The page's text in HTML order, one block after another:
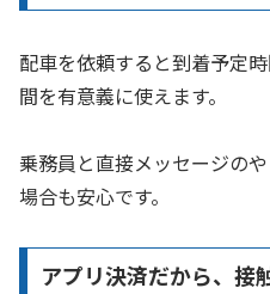
配車を依頼すると到着予定
間を有意義に使えます。
乗務員と直接メッセージの
場合も安心です。
アプリ決済だから、接